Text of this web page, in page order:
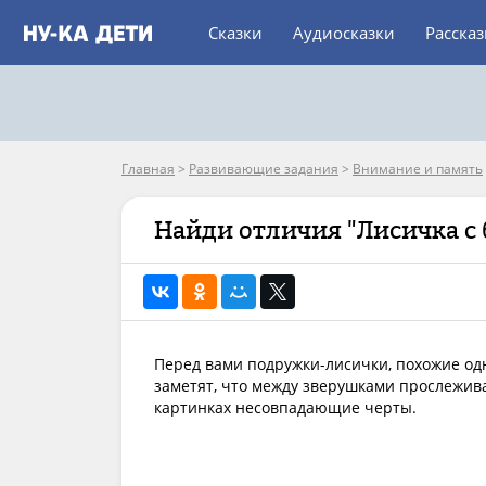
Сказки Аудиосказки
Главная > Развивающие задания > Внимание и память
Найди отличия "Лисичка с
Перед вами подружки-лисички, похожие
заметят, что между зверушками
картинках несовпадающие черты.